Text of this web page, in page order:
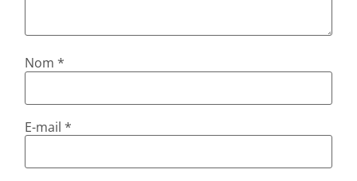
Nom*
E-mail*